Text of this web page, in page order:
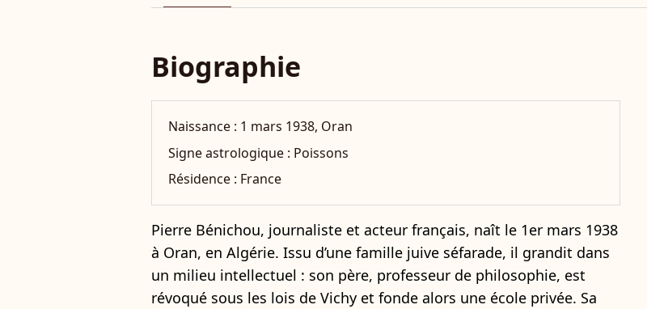
Biographie
Naissance : 1 mars 1938, Oran
Signe astrologique : Poissons
Résidence : France
Pierre Bénichou, journaliste et acteur français, naît le 1er mars 1938
à Oran, en Algérie. Issu d’une famille juive séfarade, il grandit dans
un milieu intellectuel : son père, professeur de philosophie, est
révoqué sous les lois de Vichy et fonde alors une école privée. Sa